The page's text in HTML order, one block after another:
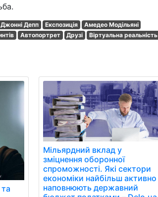
Джонні Депп Експозиція
Амедео Модільяні
Автопортрет Друзі
Віртуальна реальність
Мільярдний вклад у
зміцнення оборонної
спроможності. Які сектори
економіки найбільш активно
наповнюють державний